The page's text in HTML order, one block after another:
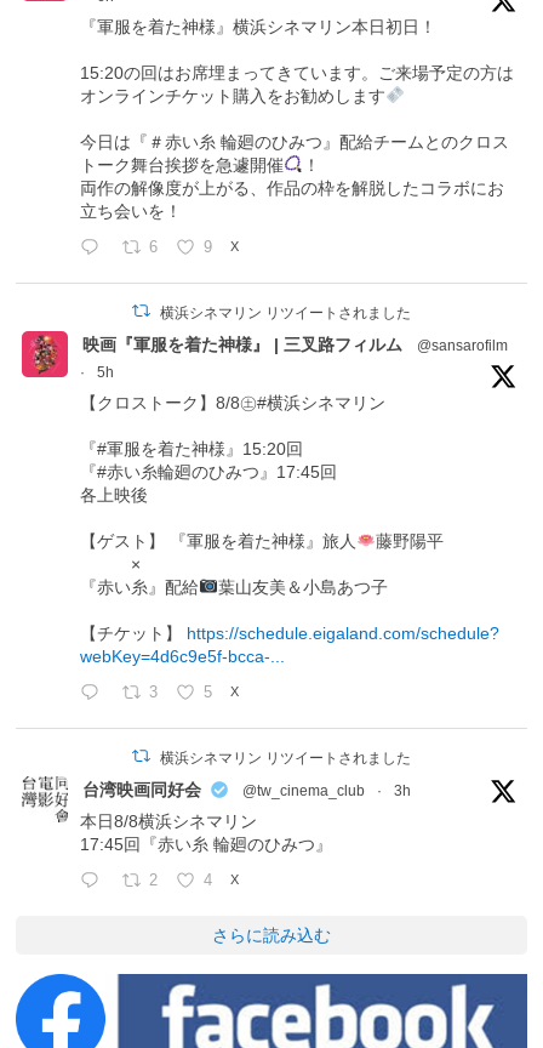
『軍服を着た神様』横浜シネマリン本日初日！
15:20の回はお席埋まってきています。ご来場予定の方は
オンラインチケット購入をお勧めします
今日は『＃赤い糸 輪廻のひみつ』配給チームとのクロス
トーク舞台挨拶を急遽開催
！
両作の解像度が上がる、作品の枠を解脱したコラボにお
立ち会いを！
6 9 X
横浜シネマリン リツイートされました
映画『軍服を着た神様』 | 三叉路フィルム
@sansarofilm
·
5h
【クロストーク】8/8㊏#横浜シネマリン
『#軍服を着た神様』15:20回
『#赤い糸輪廻のひみつ』17:45回
各上映後
【ゲスト】 『軍服を着た神様』旅人
藤野陽平
×
『赤い糸』配給
葉山友美＆小島あつ子
【チケット】 https://schedule.eigaland.com/schedule?
webKey=4d6c9e5f-bcca-...
3 5 X
横浜シネマリン リツイートされました
台湾映画同好会 @tw_cinema_club · 3h
本日8/8横浜シネマリン
17:45回『赤い糸 輪廻のひみつ』
2 4 X
さらに読み込む